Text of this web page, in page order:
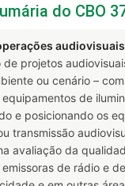
do CBO
audiovisuais
projetos
ou cenário –
de
e posicionando os
transmissão
avaliação da
de rádio e